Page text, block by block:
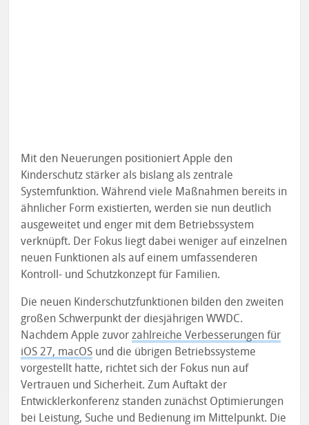
Mit den Neuerungen positioniert Apple den
Kinderschutz stärker als bislang als zentrale
Systemfunktion. Während viele Maßnahmen bereits in
ähnlicher Form existierten, werden sie nun deutlich
ausgeweitet und enger mit dem Betriebssystem
verknüpft. Der Fokus liegt dabei weniger auf einzelnen
neuen Funktionen als auf einem umfassenderen
Kontroll- und Schutzkonzept für Familien.
Die neuen Kinderschutzfunktionen bilden den zweiten
großen Schwerpunkt der diesjährigen WWDC.
Nachdem Apple zuvor zahlreiche Verbesserungen für
iOS 27, macOS und die übrigen Betriebssysteme
vorgestellt hatte, richtet sich der Fokus nun auf
Vertrauen und Sicherheit. Zum Auftakt der
Entwicklerkonferenz standen zunächst Optimierungen
bei Leistung, Suche und Bedienung im Mittelpunkt. Die